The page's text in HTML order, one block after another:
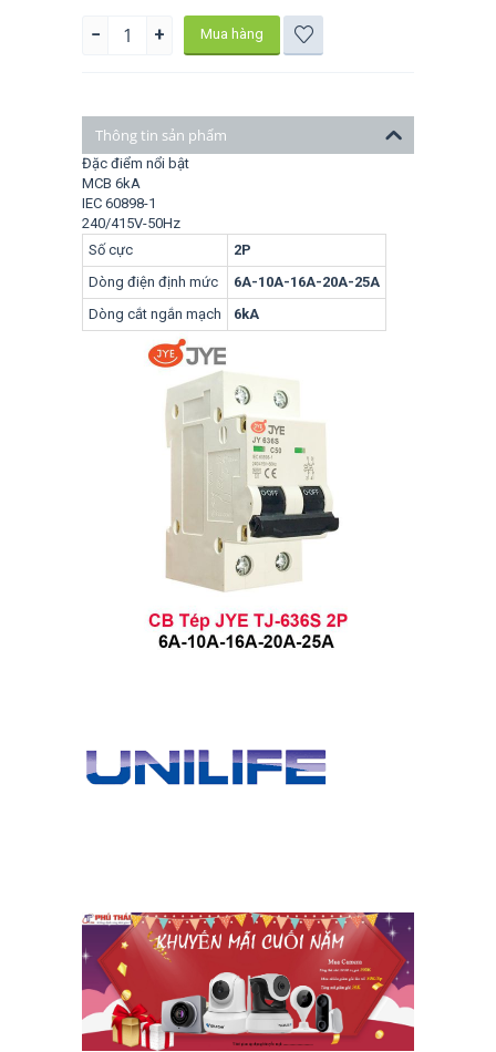
− + Mua hàng
Thông tin sản phẩm
Đặc điểm nổi bật
MCB 6kA
IEC 60898-1
240/415V-50Hz
Số cực
2P
Dòng điện định mức
6A-10A-16A-20A-25A
Dòng cắt ngắn mạch
6kA